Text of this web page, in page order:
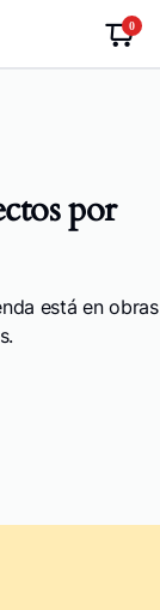
0
por
está en obras